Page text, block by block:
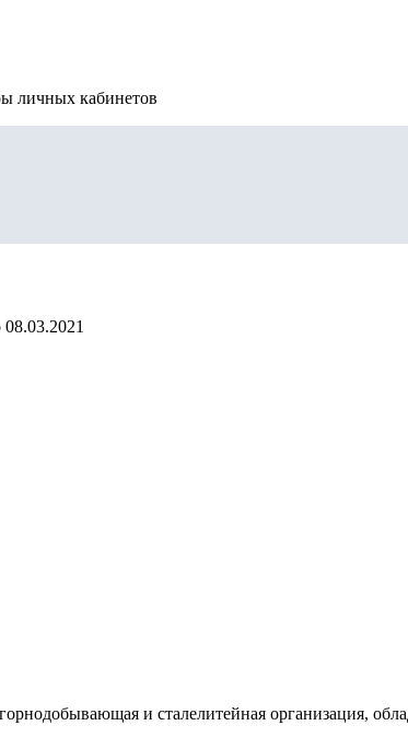
личных кабинетов
08.03.2021
горнодобывающая и сталелитейная организация,